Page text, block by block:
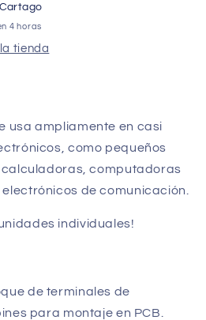
Cartago
4 horas
tienda
usa ampliamente en casi
como pequeños
calculadoras, computadoras
de comunicación.
individuales!
de terminales de
para montaje en PCB.